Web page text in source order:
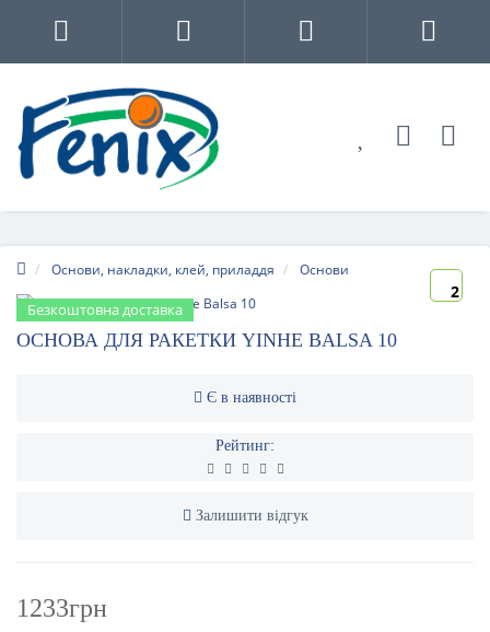
Основи, накладки, клей, приладдя Основи
Безкоштовна доставка
2
ОСНОВА ДЛЯ РАКЕТКИ YINHE BALSA 10
Є в наявності
Рейтинг:
Залишити відгук
1233грн